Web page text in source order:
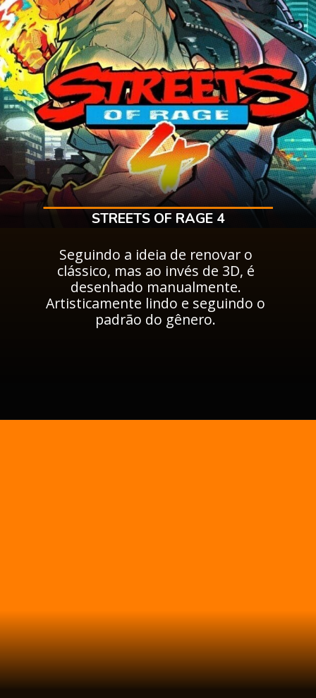
STREETS OF RAGE 4
Seguindo a ideia de renovar o
clássico, mas ao invés de 3D, é
desenhado manualmente.
Artisticamente lindo e seguindo o
padrão do gênero.